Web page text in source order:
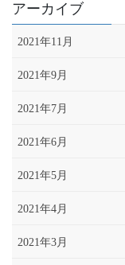
アーカイブ
2021年11月
2021年9月
2021年7月
2021年6月
2021年5月
2021年4月
2021年3月